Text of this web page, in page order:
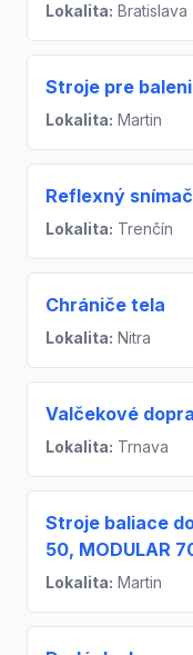
Lokalita: Bratislava
Stroje pre
Lokalita: Martin
Reflexný snímač
Lokalita: Trenčín
Chrániče tela
Lokalita: Nitra
Valčekové
Lokalita: Trnava
Stroje baliace
50, MODULAR
Lokalita: Martin